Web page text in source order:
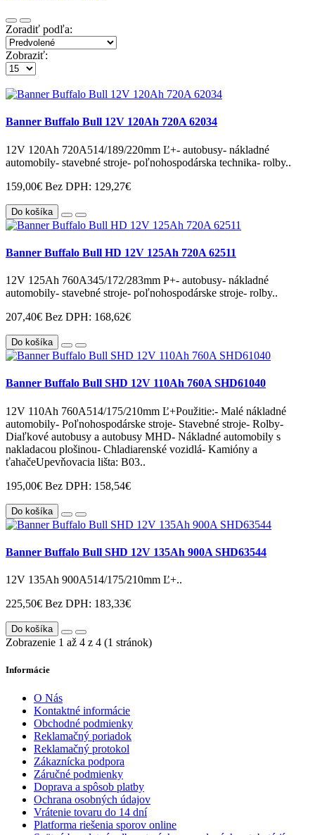
Zoradiť podľa:
Zobraziť:
Banner Buffalo Bull 12V 120Ah 720A 62034
12V 120Ah 720A514/189/220mm Ľ+- autobusy- nákladné
automobily- stavebné stroje- poľnohospodárska technika- rolby..
159,00€ Bez DPH: 129,27€
Do košíka
Banner Buffalo Bull HD 12V 125Ah 720A 62511
12V 125Ah 760A345/172/283mm P+- autobusy- nákladné
automobily- stavebné stroje- poľnohospodárske stroje- rolby..
207,40€ Bez DPH: 168,62€
Do košíka
Banner Buffalo Bull SHD 12V 110Ah 760A SHD61040
12V 110Ah 760A514/175/210mm Ľ+Použitie:- Malé nákladné
automobily- Poľnohospodárske stroje- Stavebné stroje- Rolby-
Diaľkové autobusy a autobusy MHD- Nákladné automobily s
nakladacou plošinou- Chladiarenské vozidlá- Kamióny a
ťahačeUpevňovacia lišta: B03..
195,00€ Bez DPH: 158,54€
Do košíka
Banner Buffalo Bull SHD 12V 135Ah 900A SHD63544
12V 135Ah 900A514/175/210mm Ľ+..
225,50€ Bez DPH: 183,33€
Do košíka
Zobrazenie 1 až 4 z 4 (1 stránok)
Informácie
O Nás
Kontaktné informácie
Obchodné podmienky
Reklamačný poriadok
Reklamačný protokol
Zákaznícka podpora
Záručné podmienky
Doprava a spôsob platby
Ochrana osobných údajov
Vrátenie tovaru do 14 dní
Platforma riešenia sporov online